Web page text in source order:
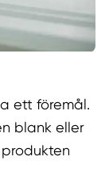
ett föremål.
blank eller